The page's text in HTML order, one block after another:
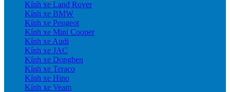
Kính xe Land Rover
Kính xe BMW
Kính xe Peugeot
Kính xe Mini Cooper
Kính xe Audi
Kính xe JAC
Kính xe Dongben
Kính xe Teraco
Kính xe Hino
Kính xe Veam